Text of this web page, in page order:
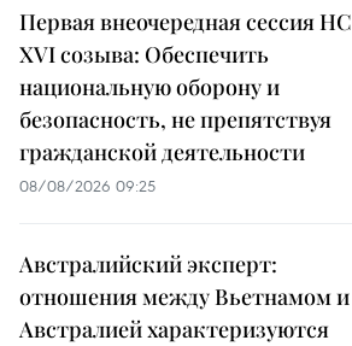
Первая внеочередная сессия НС
XVI созыва: Обеспечить
национальную оборону и
безопасность, не препятствуя
гражданской деятельности
08/08/2026 09:25
Австралийский эксперт:
отношения между Вьетнамом и
Австралией характеризуются